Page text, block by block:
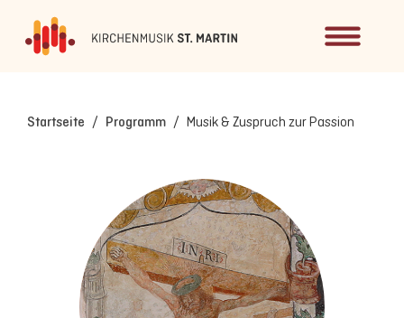
Startseite / Programm / Musik & Zuspruch zur Passion